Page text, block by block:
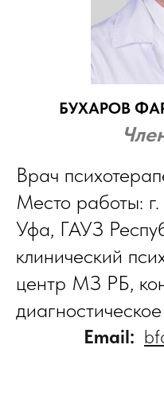
БУХАРОВ
Врач
Место работы: г.
Уфа, ГАУЗ
клинический
центр МЗ РБ,
Email: